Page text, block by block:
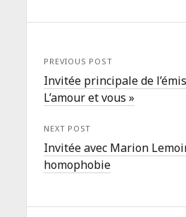
PREVIOUS POST
Invitée principale de
L’amour et vous »
NEXT POST
Invitée avec Marion
homophobie